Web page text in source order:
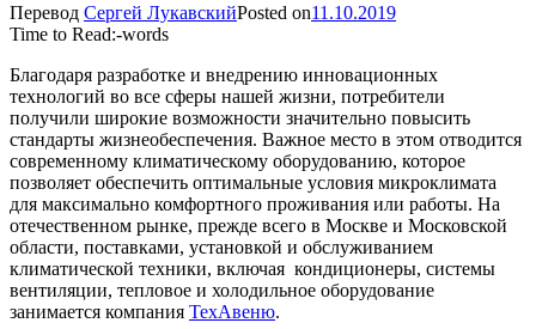
Перевод Сергей ЛукавскийPosted on11.10.2019
Time to Read:-words
Благодаря разработке и внедрению инновационных
технологий во все сферы нашей жизни, потребители
получили широкие возможности значительно повысить
стандарты жизнеобеспечения. Важное место в этом отводится
современному климатическому оборудованию, которое
позволяет обеспечить оптимальные условия микроклимата
для максимально комфортного проживания или работы. На
отечественном рынке, прежде всего в Москве и Московской
области, поставками, установкой и обслуживанием
климатической техники, включая кондиционеры, системы
вентиляции, тепловое и холодильное оборудование
занимается компания ТехАвеню.